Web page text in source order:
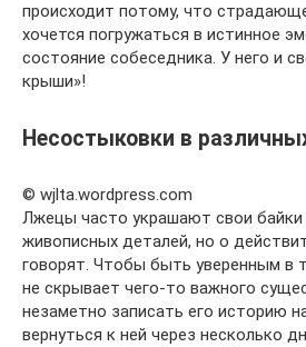
происходит потому, что
хочется погружаться в истинное
состояние собеседника. У него и
крыши»!
Несостыковки в
© wjlta.wordpress.com
Лжецы часто украшают свои
живописных деталей, но о
говорят. Чтобы быть уверенным в
не скрывает чего-то важного
незаметно записать его историю
вернуться к ней через несколько